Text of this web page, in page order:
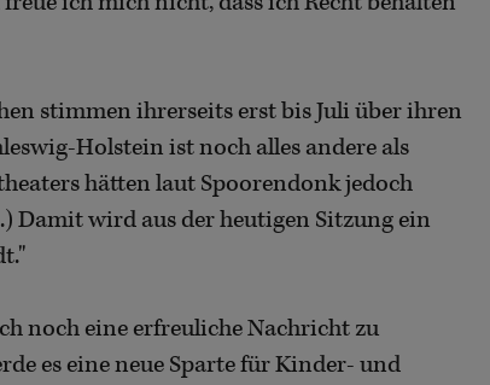
stimmen ihrerseits erst bis Juli über ihren
Holstein ist noch alles andere als
hätten laut Spoorendonk jedoch
Damit wird aus der heutigen Sitzung ein
noch eine erfreuliche Nachricht zu
es eine neue Sparte für Kinder- und